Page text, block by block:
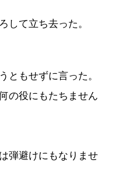
して立ち去った。
ともせずに言った。
の役にもたちません
弾避けにもなりませ